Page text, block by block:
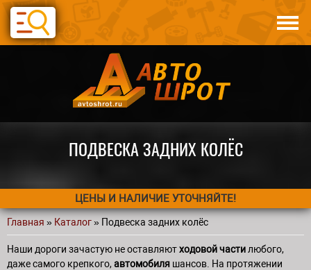
Перейти к основному содержанию
Авто по запчастям
Статьи
ПОДВЕСКА ЗАДНИХ КОЛЁС
ЦЕНЫ И НАЛИЧИЕ УТОЧНЯЙТЕ!
Вы здесь
Главная » Каталог» Подвеска задних колёс
Наши дороги зачастую не оставляютходовой частилюбого,
даже самого крепкого, автомобиля шансов. На протяжении